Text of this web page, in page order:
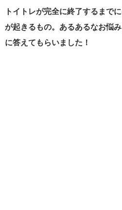
トイトレが完全に終了するまで
が起きるもの。 あるあるなお悩
に答えてもらいました！